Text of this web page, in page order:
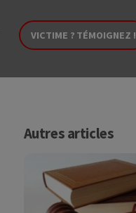
VICTIME ? TÉMOIGNEZ !
Autres articles